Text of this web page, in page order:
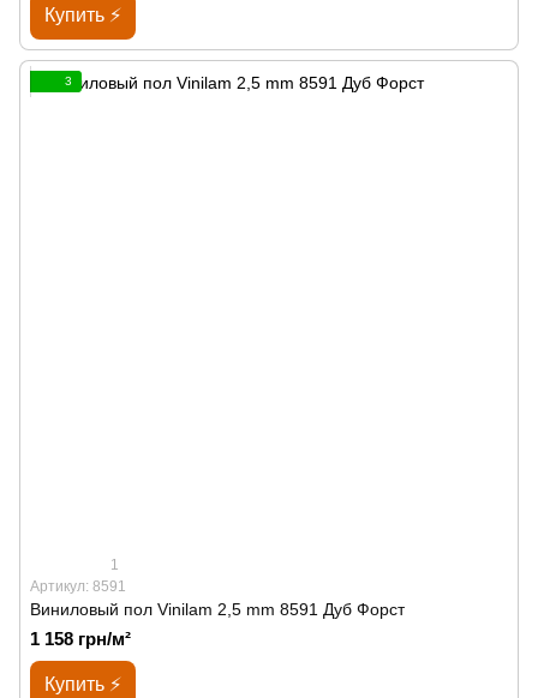
Купить ⚡
3
1
Артикул: 8591
Виниловый пол Vinilam 2,5 mm 8591 Дуб Форст
1 158 грн/м²
Купить ⚡